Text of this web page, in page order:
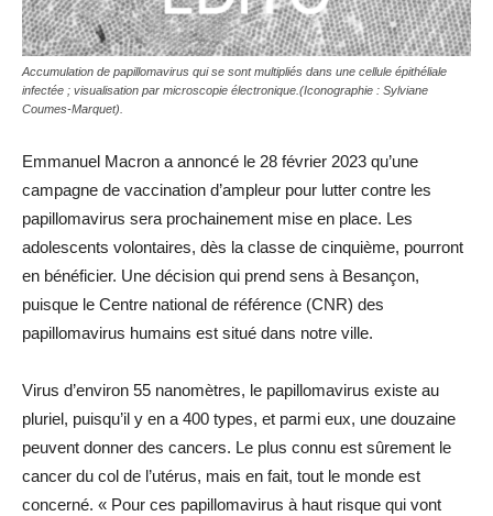
Accumulation de papillomavirus qui se sont multipliés dans une cellule épithéliale
infectée ; visualisation par microscopie électronique.(Iconographie : Sylviane
Coumes-Marquet).
Emmanuel Macron a annoncé le 28 février 2023 qu’une
campagne de vaccination d’ampleur pour lutter contre les
papillomavirus sera prochainement mise en place. Les
adolescents volontaires, dès la classe de cinquième, pourront
en bénéficier. Une décision qui prend sens à Besançon,
puisque le Centre national de référence (CNR) des
papillomavirus humains est situé dans notre ville.
Virus d’environ 55 nanomètres, le papillomavirus existe au
pluriel, puisqu’il y en a 400 types, et parmi eux, une douzaine
peuvent donner des cancers. Le plus connu est sûrement le
cancer du col de l’utérus, mais en fait, tout le monde est
concerné. « Pour ces papillomavirus à haut risque qui vont